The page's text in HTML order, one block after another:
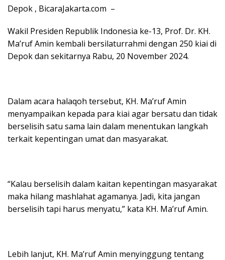
Depok , BicaraJakarta.com –
Wakil Presiden Republik Indonesia ke-13, Prof. Dr. KH.
Ma’ruf Amin kembali bersilaturrahmi dengan 250 kiai di
Depok dan sekitarnya Rabu, 20 November 2024.
Dalam acara halaqoh tersebut, KH. Ma’ruf Amin
menyampaikan kepada para kiai agar bersatu dan tidak
berselisih satu sama lain dalam menentukan langkah
terkait kepentingan umat dan masyarakat.
“Kalau berselisih dalam kaitan kepentingan masyarakat
maka hilang mashlahat agamanya. Jadi, kita jangan
berselisih tapi harus menyatu,” kata KH. Ma’ruf Amin.
Lebih lanjut, KH. Ma’ruf Amin menyinggung tentang